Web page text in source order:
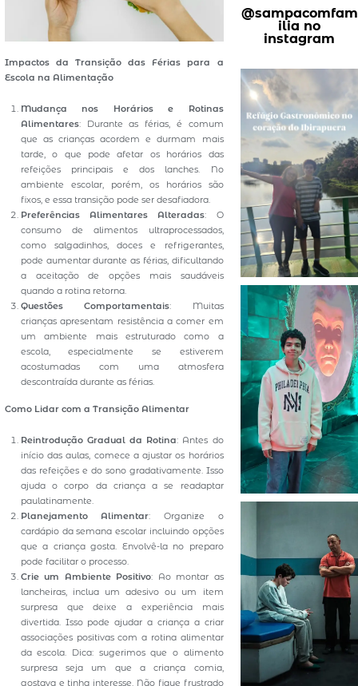
Impactos da Transição das Férias para a
Escola na Alimentação
Mudança nos Horários e Rotinas
Alimentares: Durante as férias, é comum
que as crianças acordem e durmam mais
tarde, o que pode afetar os horários das
refeições principais e dos lanches. No
ambiente escolar, porém, os horários são
fixos, e essa transição pode ser desafiadora.
Preferências Alimentares Alteradas: O
consumo de alimentos ultraprocessados,
como salgadinhos, doces e refrigerantes,
pode aumentar durante as férias, dificultando
a aceitação de opções mais saudáveis
quando a rotina retorna.
Questões Comportamentais: Muitas
crianças apresentam resistência a comer em
um ambiente mais estruturado como a
escola, especialmente se estiverem
acostumadas com uma atmosfera
descontraída durante as férias.
Como Lidar com a Transição Alimentar
Reintrodução Gradual da Rotina: Antes do
início das aulas, comece a ajustar os horários
das refeições e do sono gradativamente. Isso
ajuda o corpo da criança a se readaptar
paulatinamente.
Planejamento Alimentar: Organize o
cardápio da semana escolar incluindo opções
que a criança gosta. Envolvê-la no preparo
pode facilitar o processo.
Crie um Ambiente Positivo: Ao montar as
lancheiras, inclua um adesivo ou um item
surpresa que deixe a experiência mais
divertida. Isso pode ajudar a criança a criar
associações positivas com a rotina alimentar
da escola. Dica: sugerimos que o alimento
surpresa seja um que a criança comia,
gostava e tinha interesse. Não fique frustrado
@sampacomfam
ilia no
instagram